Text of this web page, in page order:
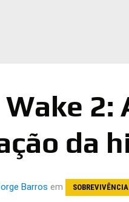
2:
da
Barros em SOBREVIVÊNCIA